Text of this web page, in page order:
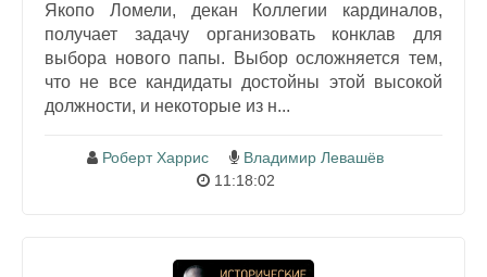
Якопо Ломели, декан Коллегии кардиналов,
получает задачу организовать конклав для
выбора нового папы. Выбор осложняется тем,
что не все кандидаты достойны этой высокой
должности, и некоторые из н...
Роберт Харрис
Владимир Левашёв
11:18:02